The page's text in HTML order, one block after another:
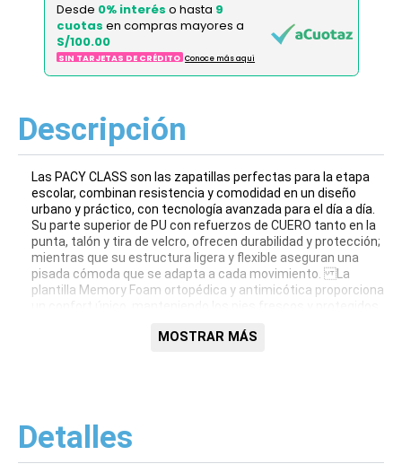
Desde 0% interés o hasta 9
cuotas en compras mayores a
S/100.00
SIN TARJETAS DE CRÉDITO Conoce más aqui
Descripción
Las PACY CLASS son las zapatillas perfectas para la etapa
escolar, combinan resistencia y comodidad en un diseño
urbano y práctico, con tecnología avanzada para el día a día.
Su parte superior de PU con refuerzos de CUERO tanto en la
punta, talón y tira de velcro, ofrecen durabilidad y protección;
mientras que su estructura ligera y flexible aseguran una
pisada cómoda que se adapta a cada movimiento. La
plantilla Memory Foam ortopédica y antimicótica proporciona
garantizando durabilidad y tracción en cualquier superficie,
elásticos y una tira de velcro.
MOSTRAR MÁS
Detalles